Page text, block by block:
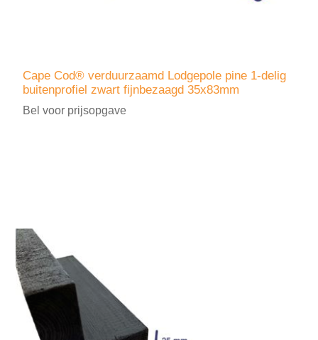
Cape Cod® verduurzaamd Lodgepole pine 1-delig
buitenprofiel zwart fijnbezaagd 35x83mm
Bel voor prijsopgave